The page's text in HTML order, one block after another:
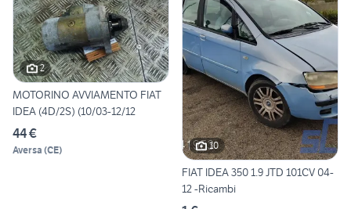
2
MOTORINO AVVIAMENTO FIAT
IDEA (4D/2S) (10/03-12/12
44 €
Aversa (CE) 10
FIAT IDEA 350 1.9 JTD 101CV 04-
12 -Ricambi